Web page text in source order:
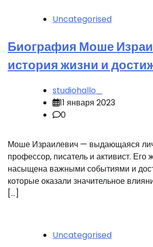
Uncategorised
Биография Моше
история жизни и
studiohallo_
11 января 2023
0
Моше Израилевич — выдающаяся
профессор, писатель и активист. Его
насыщена важными событиями и
которые оказали значительное
[…]
Uncategorised